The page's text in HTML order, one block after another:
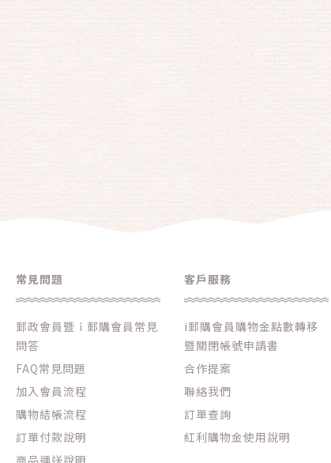
常見問題
郵政會員暨ｉ郵購會員常見
問答
FAQ常見問題
加入會員流程
購物結帳流程
訂單付款說明
客戶服務
i郵購會員購物金點數轉移
暨關閉帳號申請書
合作提案
聯絡我們
訂單查詢
紅利購物金使用說明